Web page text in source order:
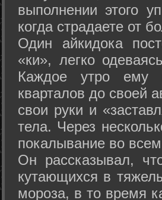
выполнении этого
когда страдаете от
Один айкидока
«ки», легко
Каждое утро ему
кварталов до своей
свои руки и
тела. Через
покалывание во
Он рассказывал,
кутающихся в
мороза, в то время